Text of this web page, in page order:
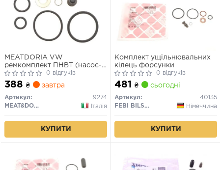
MEATDORIA VW
ремкомплект ПНВТ (насос-
форсунки)
(ущільнювальний) VW
0 відгуків
388 ₴ завтра
Артикул:
9274
MEAT&DORIA
Італія
КУПИТИ
Комплект ущільнювальних
кілець форсунки
0 відгуків
481 ₴ сьогодні
Артикул:
40135
FEBI BILSTEIN
Німеччина
КУПИТИ